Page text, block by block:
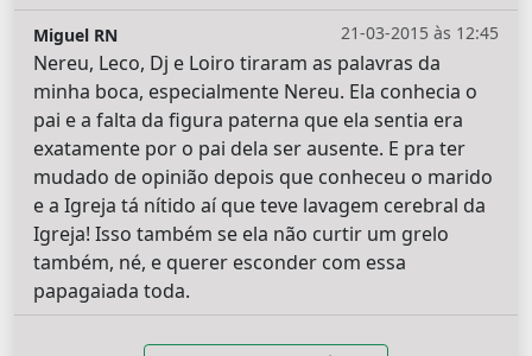
21-03-2015 às 12:45
Miguel RN
Nereu, Leco, Dj e Loiro tiraram as palavras da
minha boca, especialmente Nereu. Ela conhecia o
pai e a falta da figura paterna que ela sentia era
exatamente por o pai dela ser ausente. E pra ter
mudado de opinião depois que conheceu o marido
e a Igreja tá nítido aí que teve lavagem cerebral da
Igreja! Isso também se ela não curtir um grelo
também, né, e querer esconder com essa
papagaiada toda.